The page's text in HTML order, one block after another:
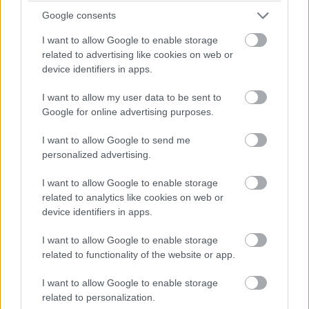
Google consents
I want to allow Google to enable storage
related to advertising like cookies on web or
device identifiers in apps.
I want to allow my user data to be sent to
Google for online advertising purposes.
I want to allow Google to send me
personalized advertising.
I want to allow Google to enable storage
related to analytics like cookies on web or
device identifiers in apps.
I want to allow Google to enable storage
related to functionality of the website or app.
I want to allow Google to enable storage
related to personalization.
Στην κορυφή της λίστας με τις τοπικές σπεσιαλιτέ
είναι το Rostbratwurst της Νυρεμβέργης και το
Lebkuchen , το οποίο ψήθηκε για πρώτη φορά
3.Weihnachtsmarkt, Ravenna Gorge